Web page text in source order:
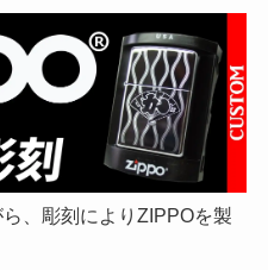
、彫刻によりZIPPOを製